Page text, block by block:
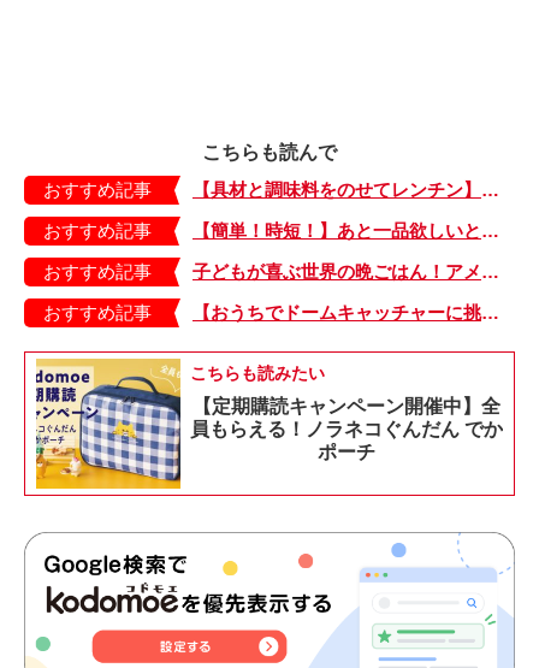
こちらも読んで
おすすめ記事
【具材と調味料をのせてレンチン】ケチャップ×バターの王道味！「うどんナポリタン」のできあがり♪
おすすめ記事
【簡単！時短！】あと一品欲しいときにおすすめの「卵とレタスの炒めもの」のレシピ
おすすめ記事
子どもが喜ぶ世界の晩ごはん！アメリカのフライドチキン＆フライドポテト
おすすめ記事
【おうちでドームキャッチャーに挑戦だ】アンパンマン わくわくドームキャッチャー
こちらも読みたい
【定期購読キャンペーン開催中】全
員もらえる！ノラネコぐんだん でか
ポーチ